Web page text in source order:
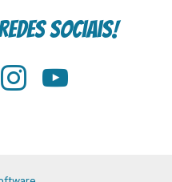
sociais!